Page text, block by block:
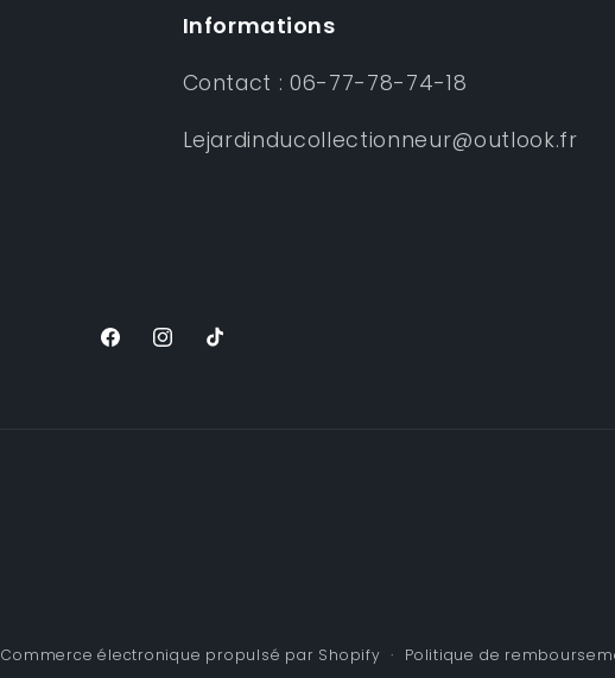
Informations
Contact : 06-77-78-74-18
Lejardinducollectionneur@outlook.fr
FacebookInstagram
TikTok
Commerce électronique propulsé par Shopify Politique de